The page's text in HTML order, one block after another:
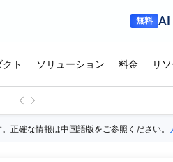
正確な情報は中国語版をご参照ください。